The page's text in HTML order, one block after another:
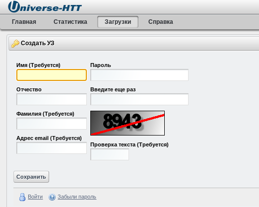
Главная Статистика Загрузки Справка
Создать УЗ
Имя (Требуется)
Отчество
Фамилия (Требуется)
Адрес email (Требуется)
Пароль
Введите еще раз
Проверка текста (Требуется)
Войти Забыли пароль